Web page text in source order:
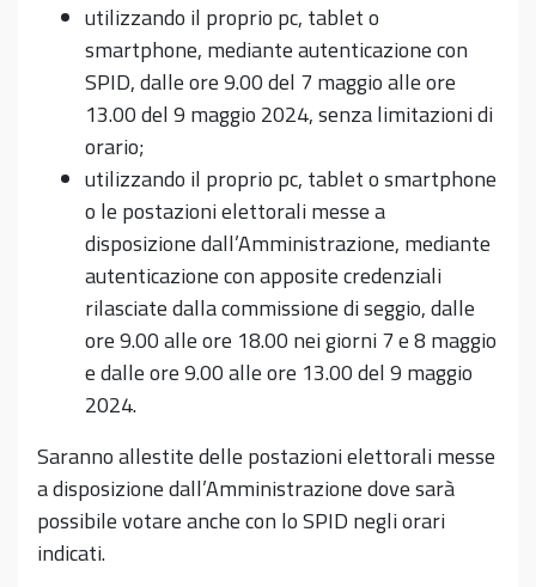
utilizzando il proprio pc, tablet o
smartphone, mediante autenticazione con
SPID, dalle ore 9.00 del 7 maggio alle ore
13.00 del 9 maggio 2024, senza limitazioni di
orario;
utilizzando il proprio pc, tablet o smartphone
o le postazioni elettorali messe a
disposizione dall’Amministrazione, mediante
autenticazione con apposite credenziali
rilasciate dalla commissione di seggio, dalle
ore 9.00 alle ore 18.00 nei giorni 7 e 8 maggio
e dalle ore 9.00 alle ore 13.00 del 9 maggio
2024.
Saranno allestite delle postazioni elettorali messe
a disposizione dall’Amministrazione dove sarà
possibile votare anche con lo SPID negli orari
indicati.